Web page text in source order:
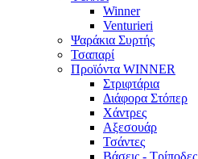
Winner
Venturieri
Ψαράκια Συρτής
Τσαπαρί
Προϊόντα WINNER
Στριφτάρια
Διάφορα Στόπερ
Χάντρες
Αξεσουάρ
Τσάντες
Βάσεις - Τρίποδες